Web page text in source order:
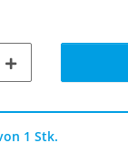
1 Stk.